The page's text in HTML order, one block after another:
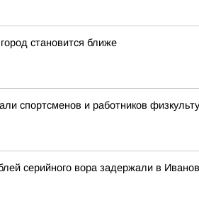
становится ближе
спортсменов и работников
серийного вора задержали в